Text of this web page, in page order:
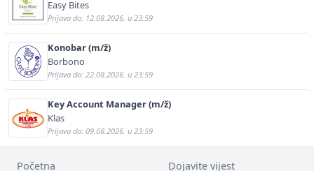
Easy Bites
Prijava do: 12.08.2026. u 23:59
Konobar (m/ž)
Borbono
Prijava do: 22.08.2026. u 23:59
Key Account Manager (m/ž)
Klas
Prijava do: 09.08.2026. u 23:59
Početna Dojavite vijest